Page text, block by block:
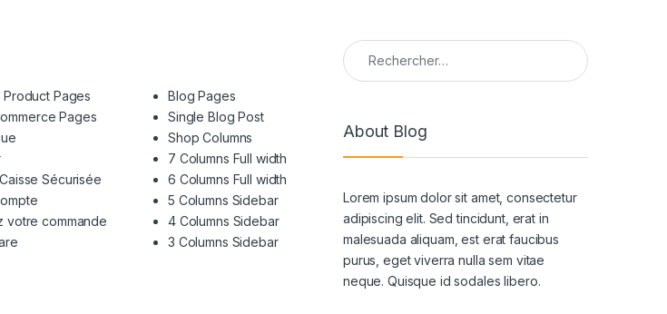
Product Pages
Pages
Sécurisée
votre commande
Blog Pages
Single Blog Post
Shop Columns
7 Columns Full width
6 Columns Full width
5 Columns Sidebar
4 Columns Sidebar
3 Columns Sidebar
Rechercher :
About Blog
Lorem ipsum dolor sit amet, consectetur
adipiscing elit. Sed tincidunt, erat in
malesuada aliquam, est erat faucibus
purus, eget viverra nulla sem vitae
neque. Quisque id sodales libero.